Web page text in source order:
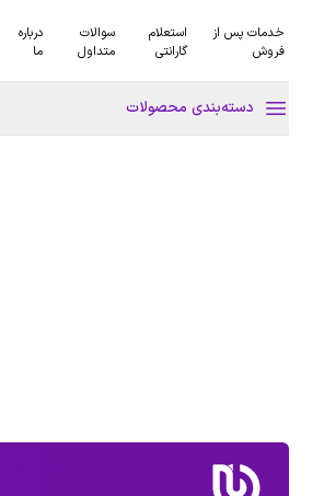
خدمات پس از
فروش
استعلام
گارانتی
سوالات
متداول
درباره
ما
دسته‌بندی محصولات